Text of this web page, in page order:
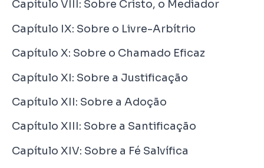
Capítulo VIII: Sobre Cristo, o Mediador
Capítulo IX: Sobre o Livre-Arbítrio
Capítulo X: Sobre o Chamado Eficaz
Capítulo XI: Sobre a Justificação
Capítulo XII: Sobre a Adoção
Capítulo XIII: Sobre a Santificação
Capítulo XIV: Sobre a Fé Salvífica